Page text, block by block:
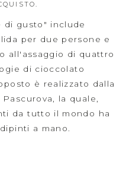
di gusto" include
per due persone e
all'assaggio di quattro
di cioccolato
è realizzato dalla
la quale,
da tutto il mondo ha
a mano.